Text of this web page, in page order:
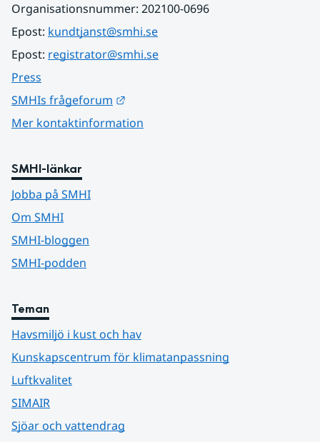
Organisationsnummer: 202100-0696
Epost: kundtjanst@smhi.se
Epost: registrator@smhi.se
Press
SMHIs frågeforum
Mer kontaktinformation
SMHI-länkar
Jobba på SMHI
Om SMHI
SMHI-bloggen
SMHI-podden
Teman
Havsmiljö i kust och hav
Kunskapscentrum för klimatanpassning
Luftkvalitet
SIMAIR
Sjöar och vattendrag